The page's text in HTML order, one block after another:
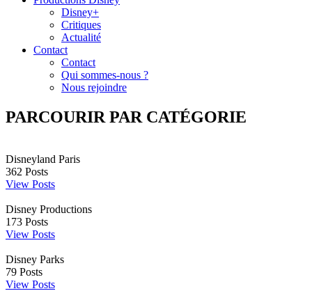
Disney+
Critiques
Actualité
Contact
Contact
Qui sommes-nous ?
Nous rejoindre
PARCOURIR PAR CATÉGORIE
Disneyland Paris
362 Posts
View Posts
Disney Productions
173 Posts
View Posts
Disney Parks
79 Posts
View Posts